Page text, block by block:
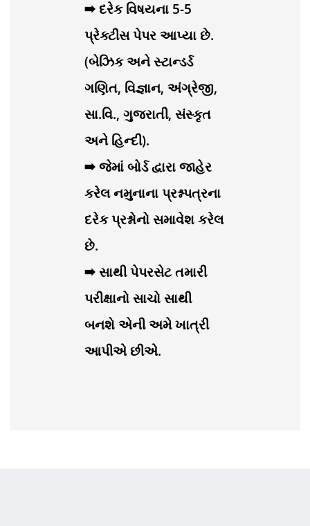
➡ દરેક વિષયના 5-5
પ્રેક્ટીસ પેપર આપ્યા છે.
(બેઝિક અને સ્ટાન્ડર્ડ
ગણિત, વિજ્ઞાન, અંગ્રેજી,
સા.વિ., ગુજરાતી, સંસ્કૃત
અને હિન્દી).
➡ જેમાં બોર્ડ દ્વારા જાહેર
કરેલ નમુનાના પ્રશ્નપત્રના
દરેક પ્રશ્નોનો સમાવેશ કરેલ
છે.
➡ સાથી પેપરસેટ તમારી
પરીક્ષાનો સાચો સાથી
બનશે એની અમે ખાત્રી
આપીએ છીએ.